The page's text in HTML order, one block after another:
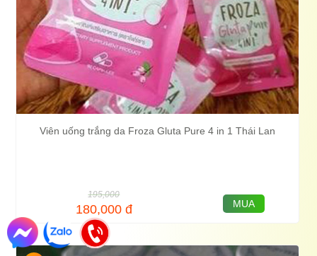
Viên uống trắng da Froza Gluta Pure 4 in 1 Thái Lan
195,000
180,000 đ MUA